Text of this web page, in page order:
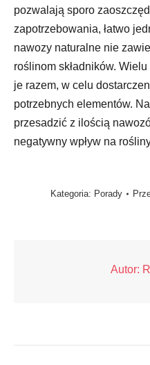
pozwalają sporo
zapotrzebowania, łatwo
nawozy naturalne nie
roślinom składników.
je razem, w celu
potrzebnych elementów.
przesadzić z ilością
negatywny wpływ na
Kategoria: Porady
Autor: